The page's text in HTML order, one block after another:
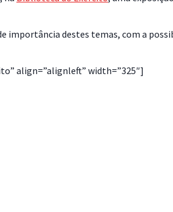
importância destes temas, com a
align=”alignleft” width=”325″]